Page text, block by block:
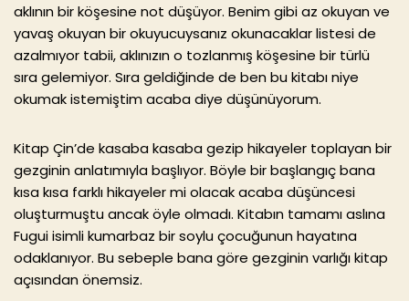
aklının bir köşesine not düşüyor. Benim gibi az okuyan ve
yavaş okuyan bir okuyucuysanız okunacaklar listesi de
azalmıyor tabii, aklınızın o tozlanmış köşesine bir türlü
sıra gelemiyor. Sıra geldiğinde de ben bu kitabı niye
okumak istemiştim acaba diye düşünüyorum.
Kitap Çin’de kasaba kasaba gezip hikayeler toplayan bir
gezginin anlatımıyla başlıyor. Böyle bir başlangıç bana
kısa kısa farklı hikayeler mi olacak acaba düşüncesi
oluşturmuştu ancak öyle olmadı. Kitabın tamamı aslına
Fugui isimli kumarbaz bir soylu çocuğunun hayatına
odaklanıyor. Bu sebeple bana göre gezginin varlığı kitap
açısından önemsiz.